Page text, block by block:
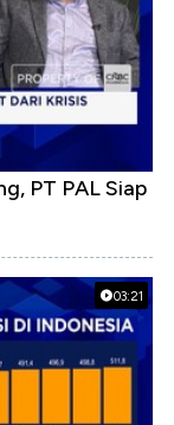
PT PAL Siap
03:21